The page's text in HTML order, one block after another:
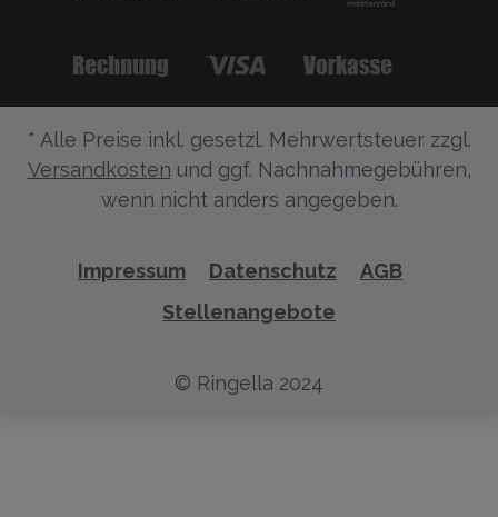
* Alle Preise inkl. gesetzl. Mehrwertsteuer zzgl.
Versandkosten und ggf. Nachnahmegebühren,
wenn nicht anders angegeben.
Impressum Datenschutz
AGB
Stellenangebote
© Ringella 2024